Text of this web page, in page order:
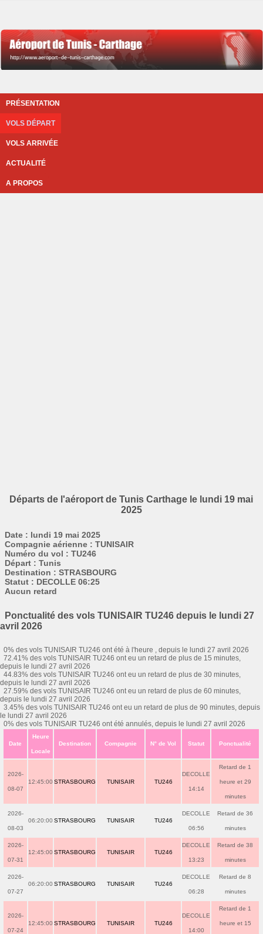
PRÉSENTATION
VOLS DÉPART
VOLS ARRIVÉE
ACTUALITÉ
A PROPOS
Départs de l'aéroport de Tunis Carthage le lundi 19 mai
2025
Date : lundi 19 mai 2025
Compagnie aérienne : TUNISAIR
Numéro du vol : TU246
Départ : Tunis
Destination : STRASBOURG
Statut : DECOLLE 06:25
Aucun retard
Ponctualité des vols TUNISAIR TU246 depuis le lundi 27
avril 2026
0% des vols TUNISAIR TU246 ont été à l'heure , depuis le lundi 27 avril 2026
72.41% des vols TUNISAIR TU246 ont eu un retard de plus de 15 minutes,
depuis le lundi 27 avril 2026
44.83% des vols TUNISAIR TU246 ont eu un retard de plus de 30 minutes,
depuis le lundi 27 avril 2026
27.59% des vols TUNISAIR TU246 ont eu un retard de plus de 60 minutes,
depuis le lundi 27 avril 2026
3.45% des vols TUNISAIR TU246 ont eu un retard de plus de 90 minutes, depuis
le lundi 27 avril 2026
0% des vols TUNISAIR TU246 ont été annulés, depuis le lundi 27 avril 2026
Date
Heure
Locale
Destination Compagnie N° de Vol Statut Ponctualité
2026-
08-07
12:45:00 STRASBOURG TUNISAIR TU246
DECOLLE
14:14
Retard de 1
heure et 29
minutes
2026-
08-03
06:20:00 STRASBOURG TUNISAIR TU246
DECOLLE
06:56
Retard de 36
minutes
2026-
07-31
12:45:00 STRASBOURG TUNISAIR TU246
DECOLLE
13:23
Retard de 38
minutes
2026-
07-27
06:20:00 STRASBOURG TUNISAIR TU246
DECOLLE
06:28
Retard de 8
minutes
2026-
07-24
12:45:00 STRASBOURG TUNISAIR TU246
DECOLLE
14:00
Retard de 1
heure et 15